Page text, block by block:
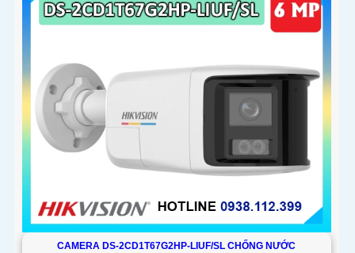
CAMERA DS-2CD1T67G2HP-LIUF/SL CHỐNG NƯỚC